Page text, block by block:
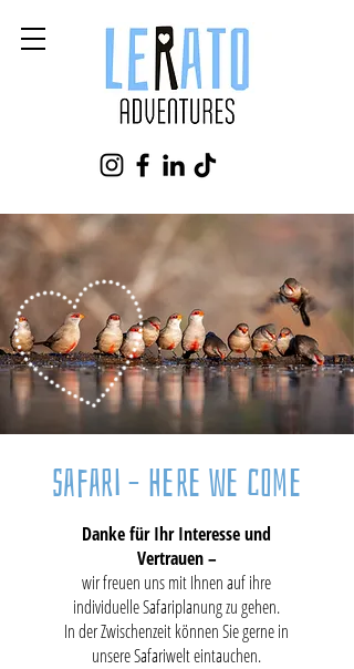
safari – here we come
Danke für Ihr Interesse und
Vertrauen –
wir freuen uns mit Ihnen auf ihre
individuelle Safariplanung zu gehen.
In der Zwischenzeit können Sie gerne in
unsere Safariwelt eintauchen.